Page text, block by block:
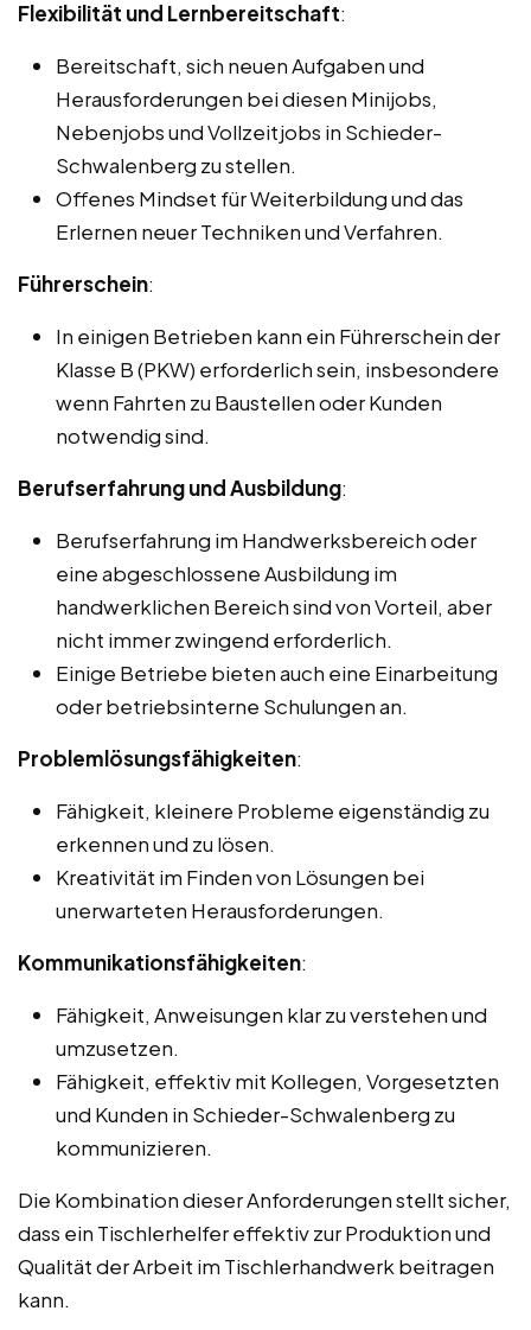
Flexibilität und Lernbereitschaft:
Bereitschaft, sich neuen Aufgaben und
Herausforderungen bei diesen Minijobs,
Nebenjobs und Vollzeitjobs in Schieder-
Schwalenberg zu stellen.
Offenes Mindset für Weiterbildung und das
Erlernen neuer Techniken und Verfahren.
Führerschein:
In einigen Betrieben kann ein Führerschein der
Klasse B (PKW) erforderlich sein, insbesondere
wenn Fahrten zu Baustellen oder Kunden
notwendig sind.
Berufserfahrung und Ausbildung:
Berufserfahrung im Handwerksbereich oder
eine abgeschlossene Ausbildung im
handwerklichen Bereich sind von Vorteil, aber
nicht immer zwingend erforderlich.
Einige Betriebe bieten auch eine Einarbeitung
oder betriebsinterne Schulungen an.
Problemlösungsfähigkeiten:
Fähigkeit, kleinere Probleme eigenständig zu
erkennen und zu lösen.
Kreativität im Finden von Lösungen bei
unerwarteten Herausforderungen.
Kommunikationsfähigkeiten:
Fähigkeit, Anweisungen klar zu verstehen und
umzusetzen.
Fähigkeit, effektiv mit Kollegen, Vorgesetzten
und Kunden in Schieder-Schwalenberg zu
kommunizieren.
Die Kombination dieser Anforderungen stellt sicher,
dass ein Tischlerhelfer effektiv zur Produktion und
Qualität der Arbeit im Tischlerhandwerk beitragen
kann.